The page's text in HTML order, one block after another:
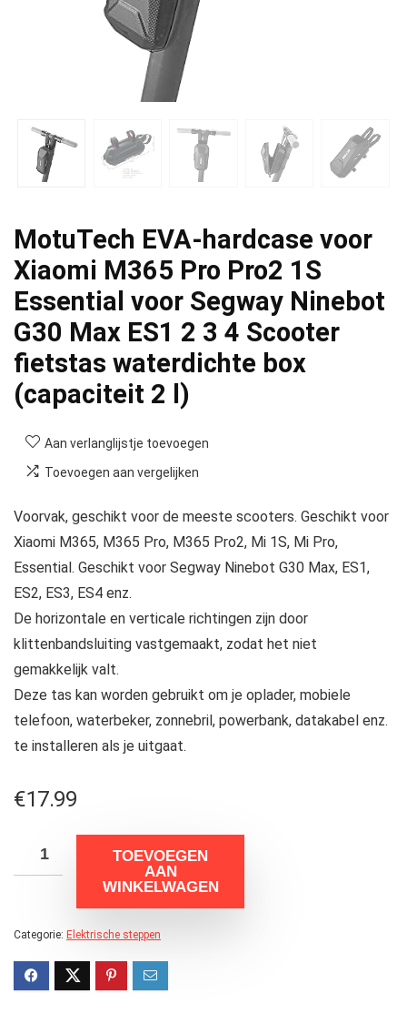
MotuTech EVA-hardcase voor
Xiaomi M365 Pro Pro2 1S
Essential voor Segway Ninebot
G30 Max ES1 2 3 4 Scooter
fietstas waterdichte box
(capaciteit 2 l)
Aan verlanglijstje toevoegen
Toevoegen aan vergelijken
Voorvak, geschikt voor de meeste scooters. Geschikt voor
Xiaomi M365, M365 Pro, M365 Pro2, Mi 1S, Mi Pro,
Essential. Geschikt voor Segway Ninebot G30 Max, ES1,
ES2, ES3, ES4 enz.
De horizontale en verticale richtingen zijn door
klittenbandsluiting vastgemaakt, zodat het niet
gemakkelijk valt.
Deze tas kan worden gebruikt om je oplader, mobiele
telefoon, waterbeker, zonnebril, powerbank, datakabel enz.
te installeren als je uitgaat.
€17.99
TOEVOEGEN
AAN
WINKELWAGEN
Categorie: Elektrische steppen